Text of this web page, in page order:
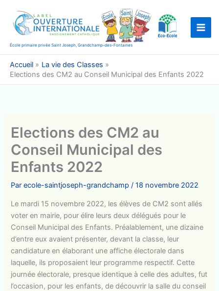
contenu
École primaire privée Saint Joseph, Grandchamp-des-Fontaines
Accueil
La vie des Classes
Elections des CM2 au Conseil Municipal des Enfants 2022
Elections des CM2 au
Conseil Municipal des
Enfants 2022
Parecole-saintjoseph-grandchamp/18 novembre 2022
Le mardi 15 novembre 2022, les élèves de CM2 sont allés
voter en mairie, pour élire leurs deux délégués pour le
Conseil Municipal des Enfants. Préalablement, une dizaine
d’entre eux avaient présenter, devant la classe, leur
candidature en élaborant une affiche électorale dans
laquelle, ils proposaient leur programme respectif. Cette
journée électorale, presque identique à celle des adultes, fut
l’occasion, pour les enfants, de découvrir la salle du conseil